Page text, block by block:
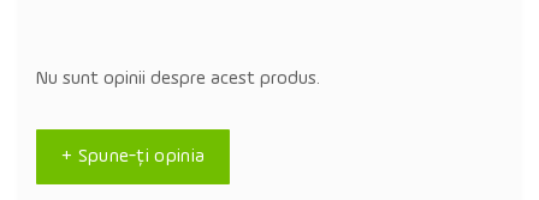
Nu sunt opinii despre acest produs.
+ Spune-ţi opinia